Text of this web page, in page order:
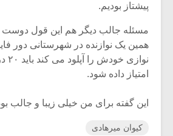
پیشتاز بودیم.
مسئله جالب دیگر هم این قول دوست
همین یک نوازنده در شهرستانی دور
امتیاز داده شود.
این گفته برای من خیلی زیبا و جالب
کیوان میرهادی